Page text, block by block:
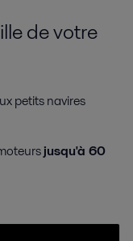
de votre
petits navires
jusqu'à 60